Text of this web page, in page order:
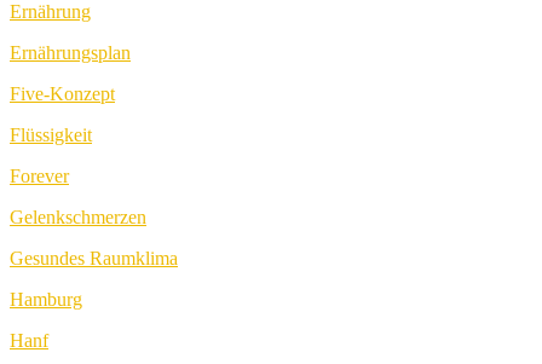
Ernährung
Ernährungsplan
Five-Konzept
Flüssigkeit
Forever
Gelenkschmerzen
Gesundes Raumklima
Hamburg
Hanf